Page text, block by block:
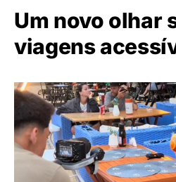
Um novo olhar
viagens